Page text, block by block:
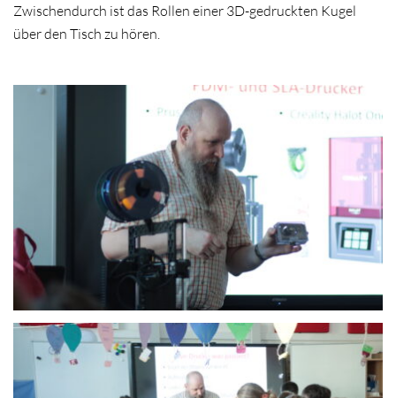
Zwischendurch ist das Rollen einer 3D-gedruckten Kugel
über den Tisch zu hören.